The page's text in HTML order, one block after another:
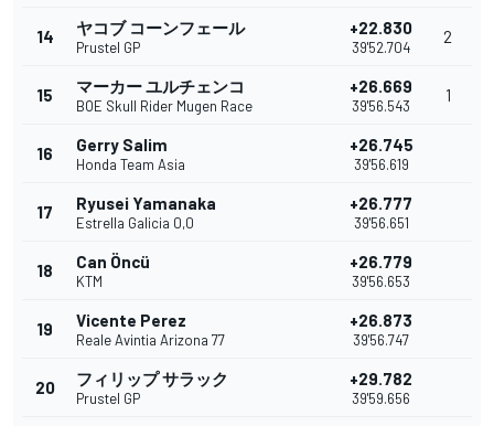
14 ヤコブ コーンフェール
Prustel GP
+22.830
39'52.704
2
15 マーカー ユルチェンコ
BOE Skull Rider Mugen Race
+26.669
39'56.543
1
16 Gerry Salim
Honda Team Asia
+26.745
39'56.619
17 Ryusei Yamanaka
Estrella Galicia 0,0
+26.777
39'56.651
18 Can Öncü
KTM
+26.779
39'56.653
19 Vicente Perez
Reale Avintia Arizona 77
+26.873
39'56.747
20 フィリップ サラック
Prustel GP
+29.782
39'59.656